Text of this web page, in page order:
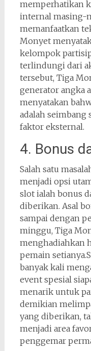
memperhatikan
internal masing-
memanfaatkan
Monyet
kelompok
terlindungi dari
tersebut, Tiga
generator angka
menyatakan
adalah
faktor eksternal.
4. Bonus
Salah satu
menjadi opsi
slot ialah bonus
diberikan. Asal
sampai dengan
minggu, Tiga
menghadiahkan
pemain
banyak kali
event spesial
menarik untuk
demikian
yang diberikan,
menjadi area
penggemar